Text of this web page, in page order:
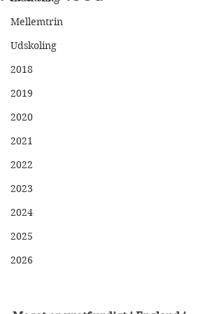
Mellemtrin
Udskoling
2018
2019
2020
2021
2022
2023
2024
2025
2026